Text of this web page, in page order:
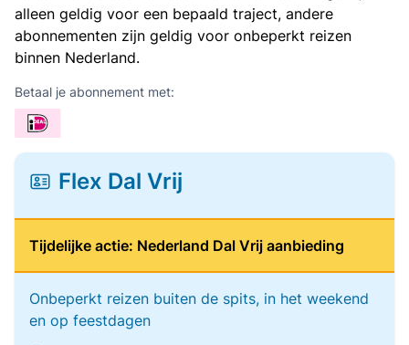
alleen geldig voor een bepaald traject, andere
abonnementen zijn geldig voor onbeperkt reizen
binnen Nederland.
Betaal je abonnement met:
Flex Dal Vrij
Tijdelijke actie: Nederland Dal Vrij aanbieding
Onbeperkt reizen buiten de spits, in het weekend
en op feestdagen